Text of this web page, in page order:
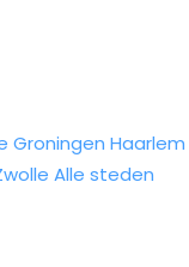
Groningen Haarlem
Alle steden